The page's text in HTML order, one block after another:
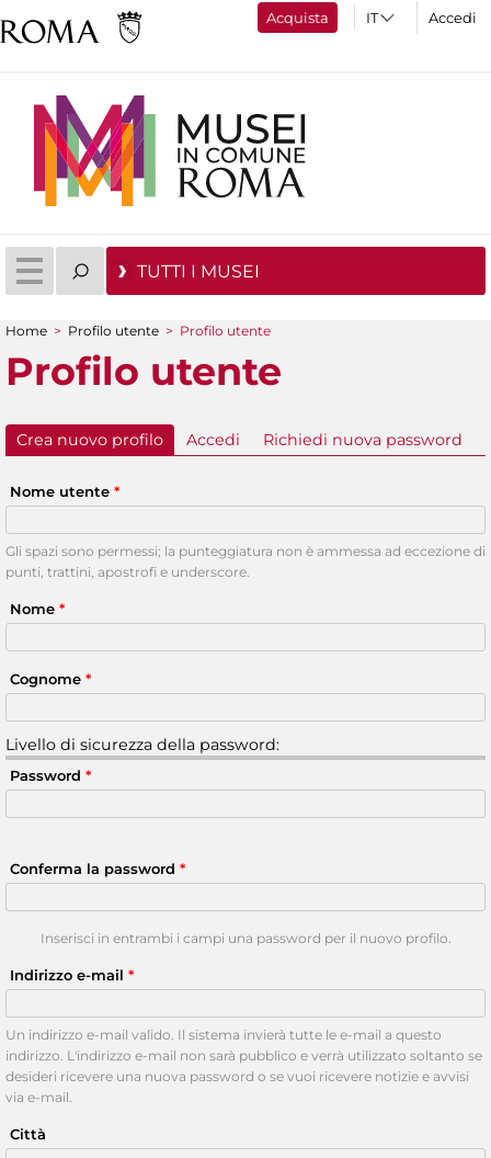
Acquista Accedi
TUTTI I MUSEI
Tu sei qui
Home > Profilo utente > Profilo utente
Profilo utente
Schede primarie
Crea nuovo profilo (scheda attiva)
Accedi Richiedi nuova password
Nome utente *
Gli spazi sono permessi; la punteggiatura non è ammessa ad eccezione di
punti, trattini, apostrofi e underscore.
Nome *
Cognome *
Livello di sicurezza della password:
Password *
Conferma la password *
Inserisci in entrambi i campi una password per il nuovo profilo.
Indirizzo e-mail *
Un indirizzo e-mail valido. Il sistema invierà tutte le e-mail a questo
indirizzo. L'indirizzo e-mail non sarà pubblico e verrà utilizzato soltanto se
desideri ricevere una nuova password o se vuoi ricevere notizie e avvisi
via e-mail.
Città